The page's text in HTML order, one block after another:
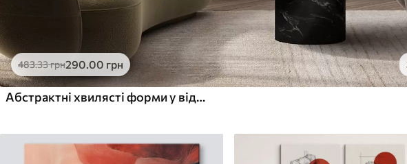
483.33грн290.00 грн
Абстрактні хвилясті форми у відтінках бордо та кремового, багатошарові текстури